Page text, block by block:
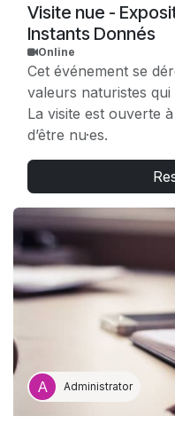
Visite nue -
Instants Donnés
Online
Cet événement se
valeurs naturistes
La visite est ouverte
d’être nu·es.
Administrator